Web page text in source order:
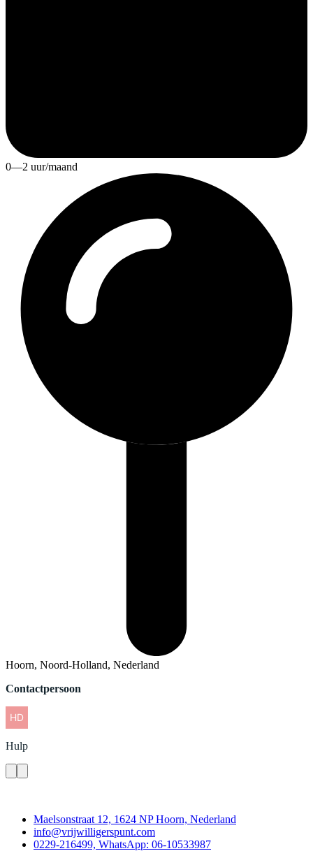
0—2 uur/maand
Hoorn, Noord-Holland, Nederland
Contactpersoon
Hulp
Maelsonstraat 12, 1624 NP Hoorn, Nederland
info@vrijwilligerspunt.com
0229-216499, WhatsApp: 06-10533987